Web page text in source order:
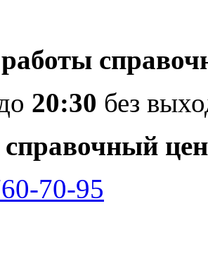
20:30 без
70-95